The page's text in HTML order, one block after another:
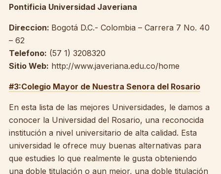
Pontificia Universidad Javeriana
Direccion: Bogotá D.C.- Colombia – Carrera 7 No. 40
– 62
Telefono: (57 1) 3208320
Sitio Web: http://www.javeriana.edu.co/home
#3:Colegio Mayor de Nuestra Senora del Rosario
En esta lista de las mejores Universidades, le damos a
conocer la Universidad del Rosario, una reconocida
institución a nivel universitario de alta calidad. Esta
universidad le ofrece muy buenas alternativas para
que estudies lo que realmente le gusta obteniendo
una doble titulación o aun mejor, una doble titulación